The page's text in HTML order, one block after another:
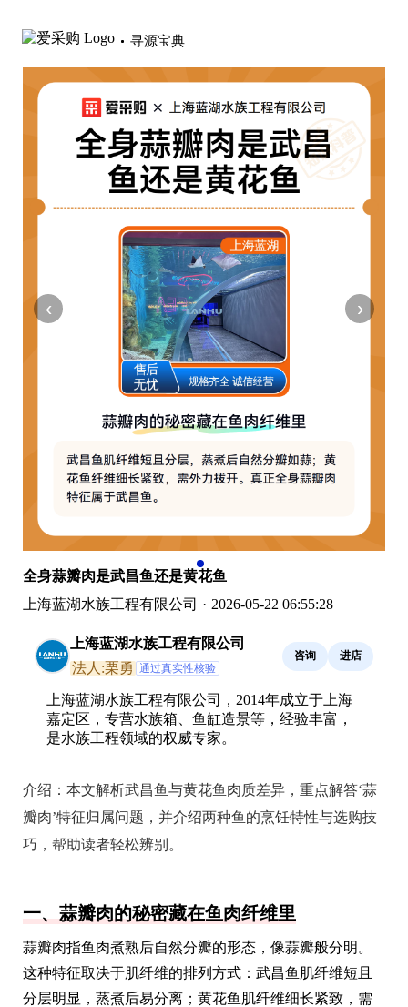
寻源宝典
‹ ›
全身蒜瓣肉是武昌鱼还是黄花鱼
上海蓝湖水族工程有限公司 · 2026-05-22 06:55:28
上海蓝湖水族工程有限公司
法人:栗勇 通过真实性核验
咨询 进店
上海蓝湖水族工程有限公司，2014年成立于上海
嘉定区，专营水族箱、鱼缸造景等，经验丰富，
是水族工程领域的权威专家。
介绍： 本文解析武昌鱼与黄花鱼肉质差异，重点解答‘蒜
瓣肉’特征归属问题，并介绍两种鱼的烹饪特性与选购技
巧，帮助读者轻松辨别。
一、蒜瓣肉的秘密藏在鱼肉纤维里
蒜瓣肉指鱼肉煮熟后自然分瓣的形态，像蒜瓣般分明。
这种特征取决于肌纤维的排列方式：武昌鱼肌纤维短且
分层明显，蒸煮后易分离；黄花鱼肌纤维细长紧致，需